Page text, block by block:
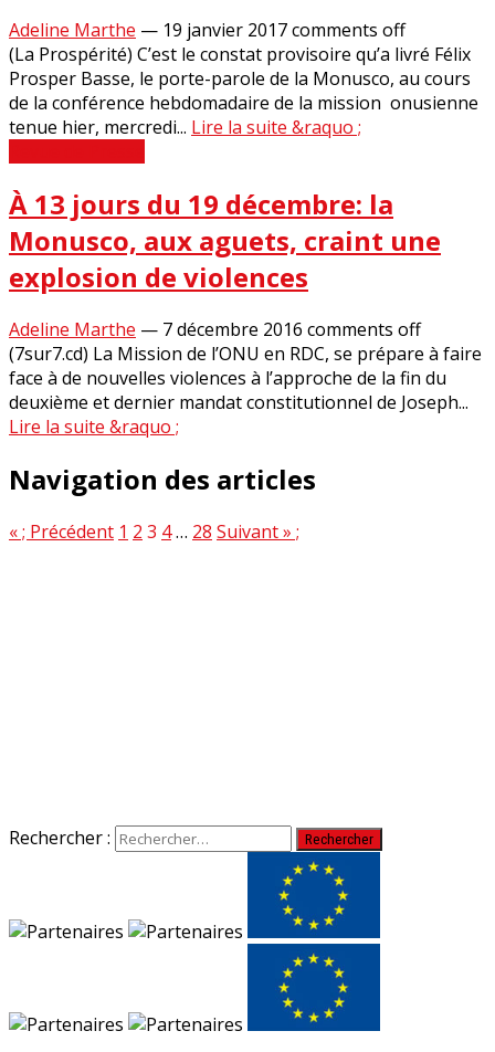
Adeline Marthe — 19 janvier 2017comments off
(La Prospérité) C’est le constat provisoire qu’a livré Félix
Prosper Basse, le porte-parole de la Monusco, au cours
de la conférence hebdomadaire de la mission onusienne
tenue hier, mercredi... Lire la suite &raquo ;
À 13 jours du 19 décembre: la
Monusco, aux aguets, craint une
explosion de violences
Adeline Marthe — 7 décembre 2016 comments off
(7sur7.cd) La Mission de l’ONU en RDC, se prépare à faire
face à de nouvelles violences à l’approche de la fin du
deuxième et dernier mandat constitutionnel de Joseph...
Lire la suite &raquo ;
Navigation des articles
« ; Précédent 1 2 3 4… 28 Suivant » ;
Rechercher :